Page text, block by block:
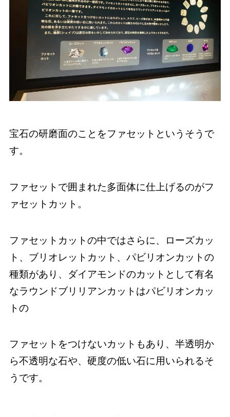
宝石の研磨面のことをファセットというそうで
す。
ファセットで囲まれた多面体に仕上げるのがフ
ァセットカット。
ファセットカットの中ではさらに、ローズカッ
ト、ブリオレットカット、パビリオンカットの
種類があり、ダイアモンドのカットとして有名
なラウンドブリリアンカットはパビリオンカッ
トの
ファセットをつけないカットもあり、半透明か
ら不透明な石や、硬度の低い石に用いられるそ
うです。